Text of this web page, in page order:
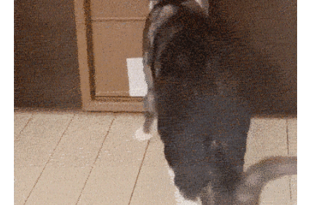
PECOアプリをダウンロード済みの方
アプリで開く